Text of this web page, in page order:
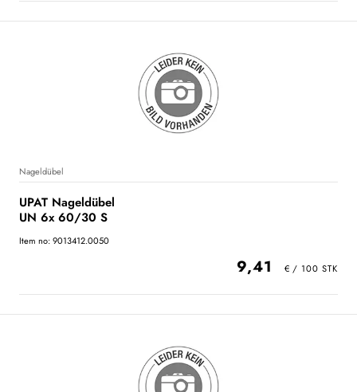
Nageldübel
UPAT Nageldübel
UN 6x 60/30 S
Item no: 9013412.0050
9,41